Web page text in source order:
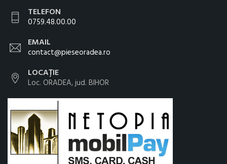
TELEFON
0759.48.00.00
EMAIL
contact@pieseoradea.ro
LOCAȚIE
Loc. ORADEA, jud. BIHOR